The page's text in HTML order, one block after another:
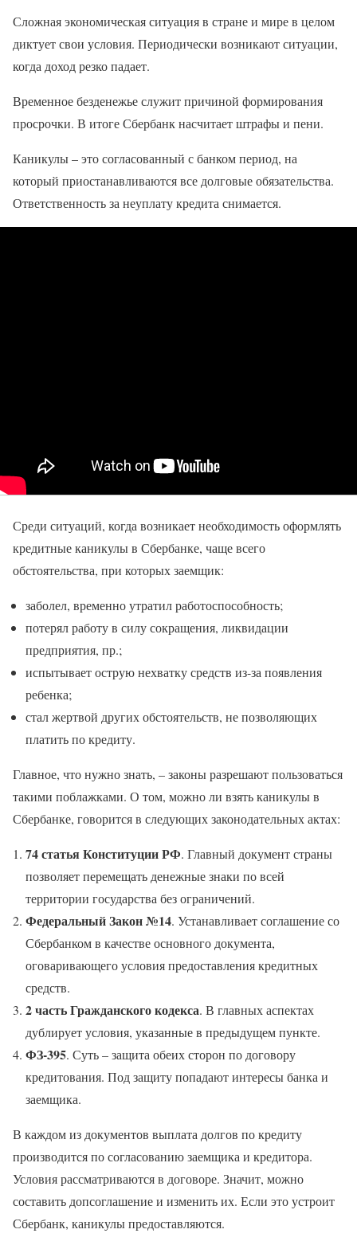
Сложная экономическая ситуация в стране и мире в целом
диктует свои условия. Периодически возникают ситуации,
когда доход резко падает.
Временное безденежье служит причиной формирования
просрочки. В итоге Сбербанк насчитает штрафы и пени.
Каникулы – это согласованный с банком период, на
который приостанавливаются все долговые обязательства.
Ответственность за неуплату кредита снимается.
Среди ситуаций, когда возникает необходимость оформлять
кредитные каникулы в Сбербанке, чаще всего
обстоятельства, при которых заемщик:
заболел, временно утратил работоспособность;
потерял работу в силу сокращения, ликвидации
предприятия, пр.;
испытывает острую нехватку средств из-за появления
ребенка;
стал жертвой других обстоятельств, не позволяющих
платить по кредиту.
Главное, что нужно знать, – законы разрешают пользоваться
такими поблажками. О том, можно ли взять каникулы в
Сбербанке, говорится в следующих законодательных актах:
74 статья Конституции РФ. Главный документ страны
позволяет перемещать денежные знаки по всей
территории государства без ограничений.
Федеральный Закон №14. Устанавливает соглашение со
Сбербанком в качестве основного документа,
оговаривающего условия предоставления кредитных
средств.
2 часть Гражданского кодекса. В главных аспектах
дублирует условия, указанные в предыдущем пункте.
ФЗ-395. Суть – защита обеих сторон по договору
кредитования. Под защиту попадают интересы банка и
заемщика.
В каждом из документов выплата долгов по кредиту
производится по согласованию заемщика и кредитора.
Условия рассматриваются в договоре. Значит, можно
составить допсоглашение и изменить их. Если это устроит
Сбербанк, каникулы предоставляются.